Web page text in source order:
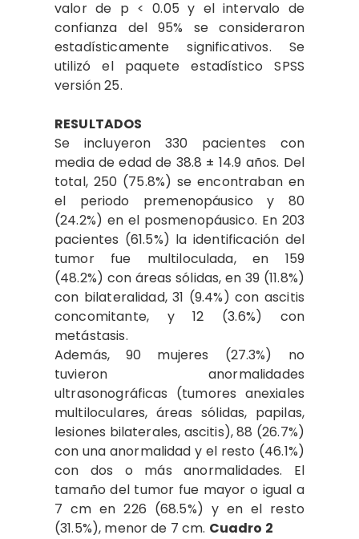
valor de p < 0.05 y el intervalo de
confianza del 95% se consideraron
estadísticamente significativos. Se
utilizó el paquete estadístico SPSS
versión 25.
RESULTADOS
Se incluyeron 330 pacientes con
media de edad de 38.8 ± 14.9 años. Del
total, 250 (75.8%) se encontraban en
el periodo premenopáusico y 80
(24.2%) en el posmenopáusico. En 203
pacientes (61.5%) la identificación del
tumor fue multiloculada, en 159
(48.2%) con áreas sólidas, en 39 (11.8%)
con bilateralidad, 31 (9.4%) con ascitis
concomitante, y 12 (3.6%) con
metástasis.
Además, 90 mujeres (27.3%) no
tuvieron anormalidades
ultrasonográficas (tumores anexiales
multiloculares, áreas sólidas, papilas,
lesiones bilaterales, ascitis), 88 (26.7%)
con una anormalidad y el resto (46.1%)
con dos o más anormalidades. El
tamaño del tumor fue mayor o igual a
7 cm en 226 (68.5%) y en el resto
(31.5%), menor de 7 cm. Cuadro 2